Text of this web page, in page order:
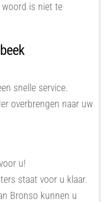
woord is niet te
snelle service.
overbrengen naar uw
u!
staat voor u klaar.
Bronso kunnen u